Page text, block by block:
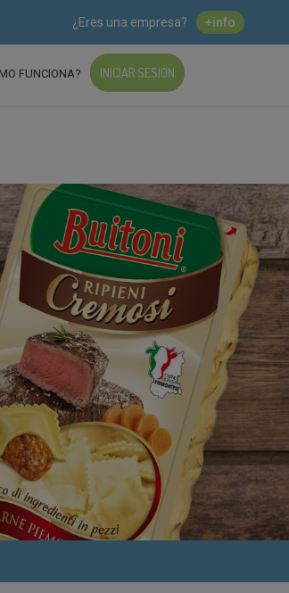
¿Eres una empresa? +info
FUNCIONA? INICIAR SESIÓN